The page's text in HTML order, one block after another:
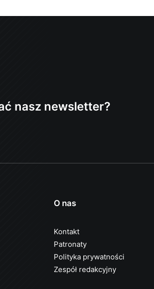
nasz newsletter?
O nas
Kontakt
Patronaty
Polityka prywatności
Zespół redakcyjny